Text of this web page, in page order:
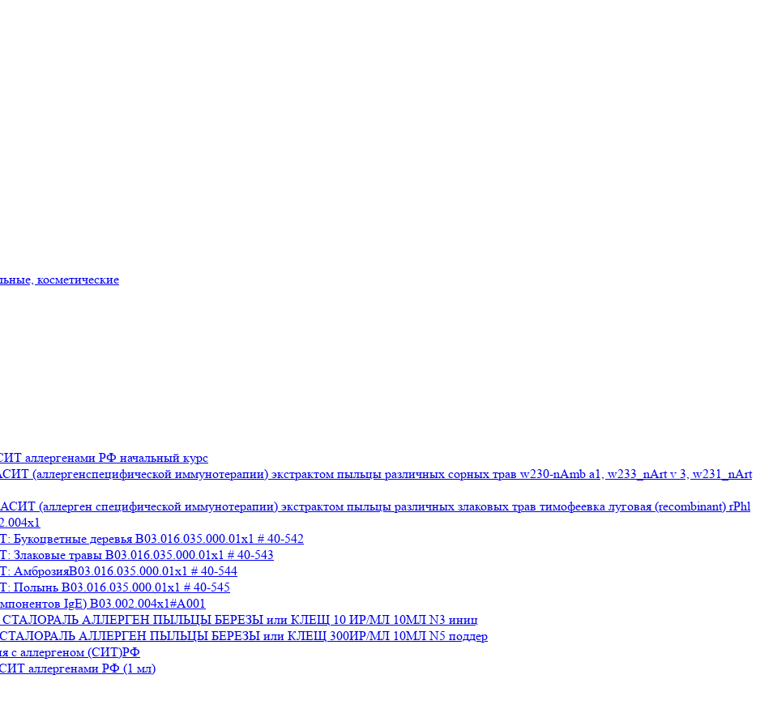
косметические
аллергенами РФ начальный курс
(аллергенспецифической иммунотерапии) экстрактом пыльцы различных сорных трав w230-nAmb a1, w233_nArt v 3, w231_nArt
(аллерген специфической иммунотерапии) экстрактом пыльцы различных злаковых трав тимофеевка луговая (recombinant) rPhl
деревья B03.016.035.000.01x1 # 40-542
травы B03.016.035.000.01x1 # 40-543
АмброзияB03.016.035.000.01x1 # 40-544
Полынь B03.016.035.000.01x1 # 40-545
IgE) В03.002.004x1#А001
СТАЛОРАЛЬ АЛЛЕРГЕН ПЫЛЬЦЫ БЕРЕЗЫ или КЛЕЩ 10 ИР/МЛ 10МЛ N3 иниц
АЛЛЕРГЕН ПЫЛЬЦЫ БЕРЕЗЫ или КЛЕЩ 300ИР/МЛ 10МЛ N5 поддер
с аллергеном (СИТ)РФ
аллергенами РФ (1 мл)